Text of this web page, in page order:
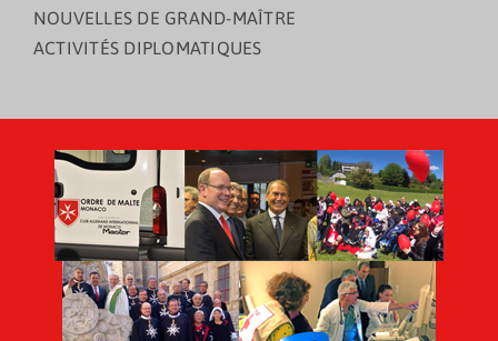
NOUVELLES DE GRAND-MAÎTRE
ACTIVITÉS DIPLOMATIQUES